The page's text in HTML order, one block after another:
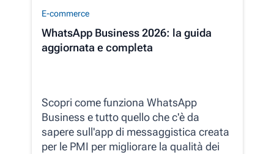
E-commerce
WhatsApp Business 2026: la guida
aggiornata e completa
Scopri come funziona WhatsApp
Business e tutto quello che c'è da
sapere sull'app di messaggistica creata
per le PMI per migliorare la qualità dei